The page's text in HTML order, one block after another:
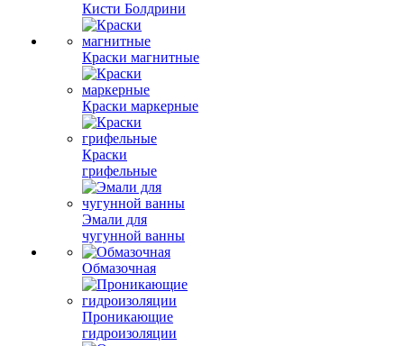
Кисти Болдрини
Краски магнитные
Краски маркерные
Краски
грифельные
Эмали для
чугунной ванны
Обмазочная
Проникающие
гидроизоляции